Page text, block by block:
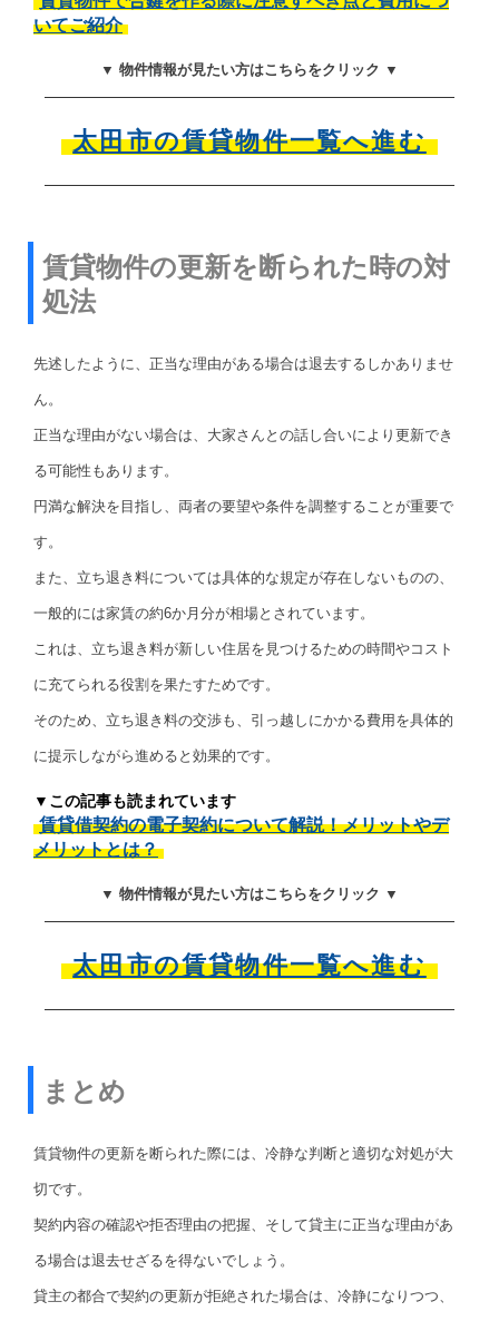
いてご紹介
▼ 物件情報が見たい方はこちらをクリック ▼
太田市の賃貸物件一覧へ進む
賃貸物件の更新を断られた時の対
処法
先述したように、正当な理由がある場合は退去するしかありませ
ん。
正当な理由がない場合は、大家さんとの話し合いにより更新でき
る可能性もあります。
円満な解決を目指し、両者の要望や条件を調整することが重要で
す。
また、立ち退き料については具体的な規定が存在しないものの、
一般的には家賃の約6か月分が相場とされています。
これは、立ち退き料が新しい住居を見つけるための時間やコスト
に充てられる役割を果たすためです。
そのため、立ち退き料の交渉も、引っ越しにかかる費用を具体的
に提示しながら進めると効果的です。
▼この記事も読まれています
賃貸借契約の電子契約について解説！メリットやデ
メリットとは？
▼ 物件情報が見たい方はこちらをクリック ▼
太田市の賃貸物件一覧へ進む
まとめ
賃貸物件の更新を断られた際には、冷静な判断と適切な対処が大
切です。
契約内容の確認や拒否理由の把握、そして貸主に正当な理由があ
る場合は退去せざるを得ないでしょう。
貸主の都合で契約の更新が拒絶された場合は、冷静になりつつ、